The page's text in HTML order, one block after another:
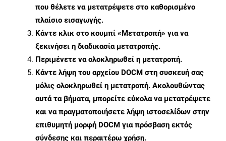
που θέλετε να μετατρέψετε στο καθορισμένο
πλαίσιο εισαγωγής.
Κάντε κλικ στο κουμπί «Μετατροπή» για να
ξεκινήσει η διαδικασία μετατροπής.
Περιμένετε να ολοκληρωθεί η μετατροπή.
Κάντε λήψη του αρχείου DOCM στη συσκευή σας
μόλις ολοκληρωθεί η μετατροπή. Ακολουθώντας
αυτά τα βήματα, μπορείτε εύκολα να μετατρέψετε
και να πραγματοποιήσετε λήψη ιστοσελίδων στην
επιθυμητή μορφή DOCM για πρόσβαση εκτός
σύνδεσης και περαιτέρω χρήση.